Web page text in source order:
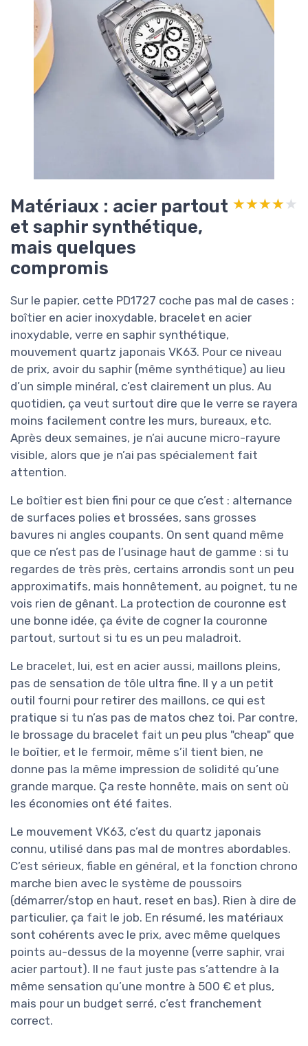
Matériaux : acier partout
et saphir synthétique,
mais quelques
compromis
★★★★★
★★★★★
Sur le papier, cette PD1727 coche pas mal de cases :
boîtier en acier inoxydable, bracelet en acier
inoxydable, verre en saphir synthétique,
mouvement quartz japonais VK63. Pour ce niveau
de prix, avoir du saphir (même synthétique) au lieu
d’un simple minéral, c’est clairement un plus. Au
quotidien, ça veut surtout dire que le verre se rayera
moins facilement contre les murs, bureaux, etc.
Après deux semaines, je n’ai aucune micro-rayure
visible, alors que je n’ai pas spécialement fait
attention.
Le boîtier est bien fini pour ce que c’est : alternance
de surfaces polies et brossées, sans grosses
bavures ni angles coupants. On sent quand même
que ce n’est pas de l’usinage haut de gamme : si tu
regardes de très près, certains arrondis sont un peu
approximatifs, mais honnêtement, au poignet, tu ne
vois rien de gênant. La protection de couronne est
une bonne idée, ça évite de cogner la couronne
partout, surtout si tu es un peu maladroit.
Le bracelet, lui, est en acier aussi, maillons pleins,
pas de sensation de tôle ultra fine. Il y a un petit
outil fourni pour retirer des maillons, ce qui est
pratique si tu n’as pas de matos chez toi. Par contre,
le brossage du bracelet fait un peu plus "cheap" que
le boîtier, et le fermoir, même s’il tient bien, ne
donne pas la même impression de solidité qu’une
grande marque. Ça reste honnête, mais on sent où
les économies ont été faites.
Le mouvement VK63, c’est du quartz japonais
connu, utilisé dans pas mal de montres abordables.
C’est sérieux, fiable en général, et la fonction chrono
marche bien avec le système de poussoirs
(démarrer/stop en haut, reset en bas). Rien à dire de
particulier, ça fait le job. En résumé, les matériaux
sont cohérents avec le prix, avec même quelques
points au-dessus de la moyenne (verre saphir, vrai
acier partout). Il ne faut juste pas s’attendre à la
même sensation qu’une montre à 500 € et plus,
mais pour un budget serré, c’est franchement
correct.